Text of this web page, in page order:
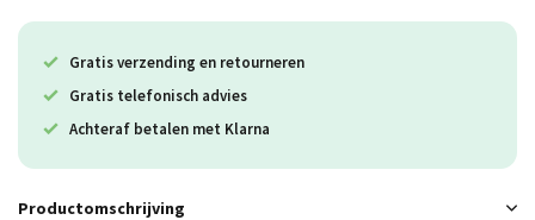
Gratis verzending en retourneren
Gratis telefonisch advies
Achteraf betalen met Klarna
Productomschrijving